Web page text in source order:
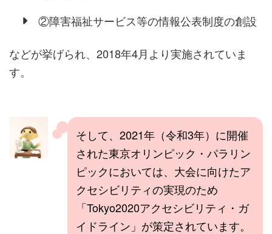
②障害福祉サービス等の情報公表制度の創設
などが挙げられ、2018年4月より実施されていま
す。
そして、2021年（令和3年）に開催
された東京オリンピック・パラリン
ピックにおいては、大会に向けたア
クセシビリティの実現のため
「Tokyo2020アクセシビリティ・ガ
イドライン」が策定されています。